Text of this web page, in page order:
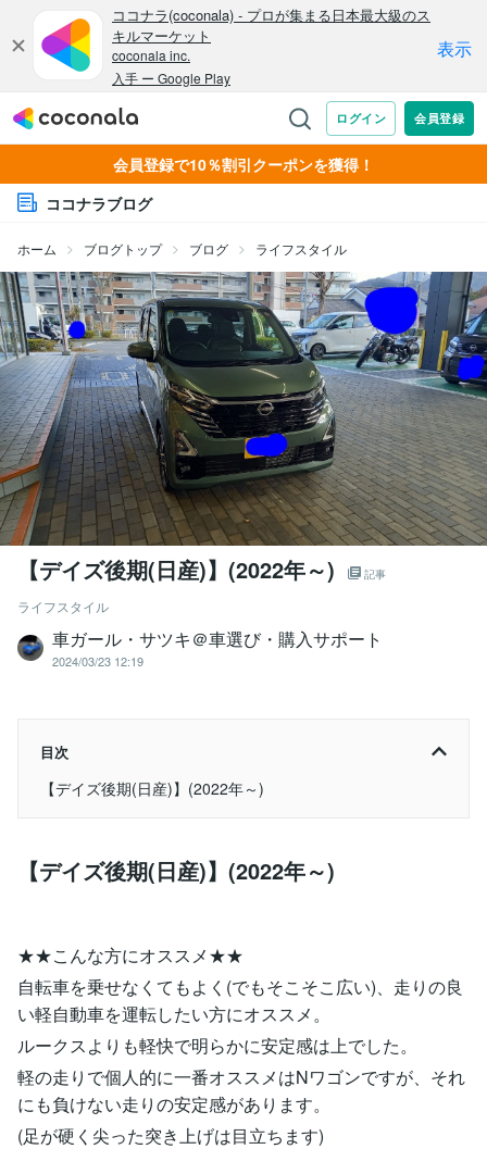
会員登録で10％割引クーポンを獲得！
ココナラブログ
ホーム ブログトップ ブログ ライフスタイル
【デイズ後期(日産)】(2022年～) 記事
ライフスタイル
車ガール・サツキ＠車選び・購入サポート
2024/03/23 12:19
目次
【デイズ後期(日産)】(2022年～)
【デイズ後期(日産)】(2022年～)
★★こんな方にオススメ★★
自転車を乗せなくてもよく(でもそこそこ広い)、走りの良
い軽自動車を運転したい方にオススメ。
ルークスよりも軽快で明らかに安定感は上でした。
軽の走りで個人的に一番オススメはNワゴンですが、それ
にも負けない走りの安定感があります。
(足が硬く尖った突き上げは目立ちます)